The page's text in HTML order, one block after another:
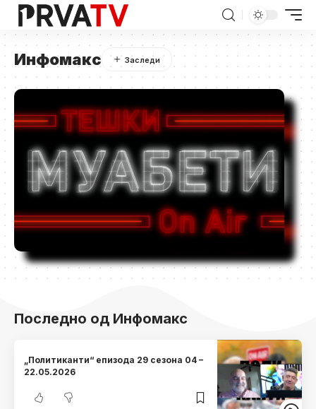
Инфомакс
Последно од Инфомакс
„Политиканти“ епизода 29 сезона 04 –
22.05.2026